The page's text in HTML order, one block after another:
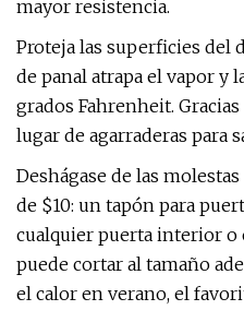
mayor resistencia.
Proteja las superficies del
de panal atrapa el vapor y
grados Fahrenheit.
lugar de agarraderas para
Deshágase de las
de $10: un tapón para
cualquier puerta interior o
puede cortar al tamaño
el calor en verano, el